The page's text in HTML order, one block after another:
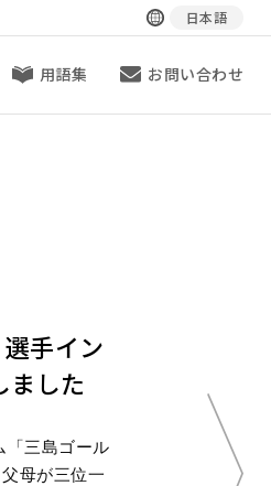
日本語
用語集 お問い合わせ
手イン
ました
「三島ゴール
母が三位一